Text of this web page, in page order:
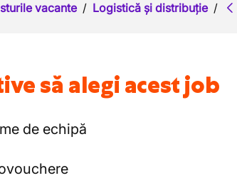
vacante / Logistică și distribuție /
să alegi acest job
de echipă